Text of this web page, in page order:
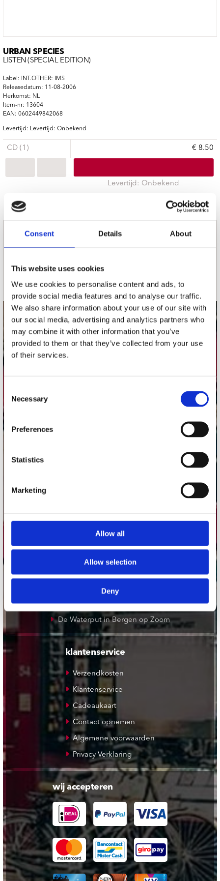
Consent Details About
This website uses cookies
We use cookies to personalise content and ads, to
provide social media features and to analyse our traffic.
We also share information about your use of our site with
our social media, advertising and analytics partners who
may combine it with other information that you’ve
provided to them or that they’ve collected from your use
of their services.
Selection
Necessary
Preferences
Statistics
Marketing
Allow all
Allow selection
Deny
URBAN SPECIES
LISTEN (SPECIAL EDITION)
Label: INT.OTHER: IMS
Releasedatum: 11-08-2006
Herkomst: NL
Item-nr: 13604
EAN: 0602449842068
Levertijd: Levertijd: Onbekend
CD (1) € 8.50
Levertijd: Onbekend
nieuwsbrief
contact
Stuur ons een e-mail
Plato Utrecht
Plato Rotterdam
Plato Apeldoorn / Mansion 24
De Waterput in Bergen op Zoom
klantenservice
Verzendkosten
Klantenservice
Cadeaukaart
Contact opnemen
Algemene voorwaarden
Privacy Verklaring
wij accepteren